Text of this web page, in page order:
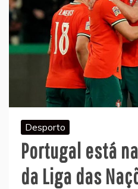
Desporto
Portugal está
da Liga das